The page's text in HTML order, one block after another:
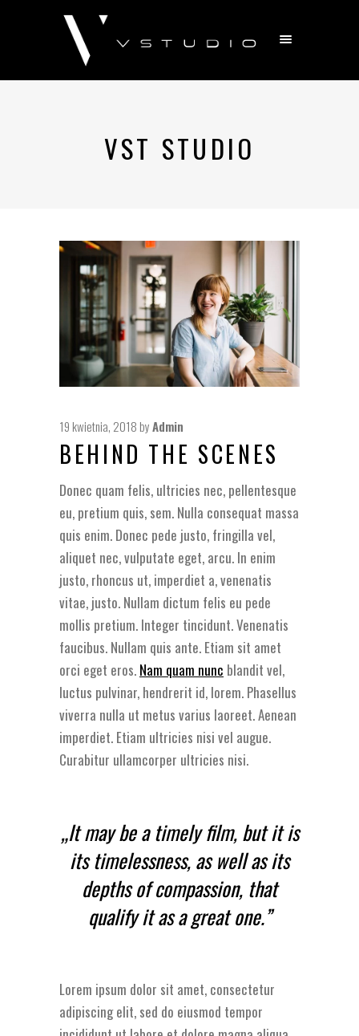
VST STUDIO
19 kwietnia, 2018 byAdmin
BEHIND THE SCENES
Donec quam felis, ultricies nec, pellentesque
eu, pretium quis, sem. Nulla consequat massa
quis enim. Donec pede justo, fringilla vel,
aliquet nec, vulputate eget, arcu. In enim
justo, rhoncus ut, imperdiet a, venenatis
vitae, justo. Nullam dictum felis eu pede
mollis pretium. Integer tincidunt. Venenatis
faucibus. Nullam quis ante. Etiam sit amet
orci eget eros. Nam quam nunc blandit vel,
luctus pulvinar, hendrerit id, lorem. Phasellus
viverra nulla ut metus varius laoreet. Aenean
imperdiet. Etiam ultricies nisi vel augue.
Curabitur ullamcorper ultricies nisi.
„It may be a timely film, but it is
its timelessness, as well as its
depths of compassion, that
qualify it as a great one.”
Lorem ipsum dolor sit amet, consectetur
adipiscing elit, sed do eiusmod tempor